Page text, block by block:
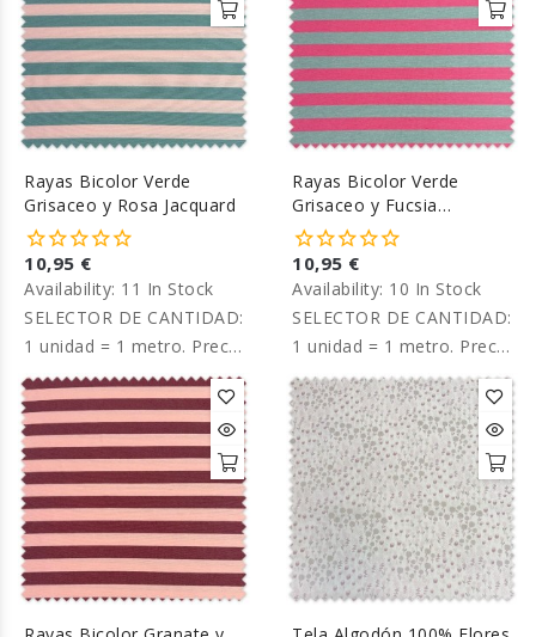
Rayas Bicolor Verde
Grisaceo y Rosa Jacquard
10,95 €
Availability: 11 In Stock
SELECTOR DE CANTIDAD:
1 unidad = 1 metro. Precio
por metro.
Rayas Bicolor Verde
Grisaceo y Fucsia
Jacquard
10,95 €
Availability: 10 In Stock
SELECTOR DE CANTIDAD:
1 unidad = 1 metro. Precio
por metro.